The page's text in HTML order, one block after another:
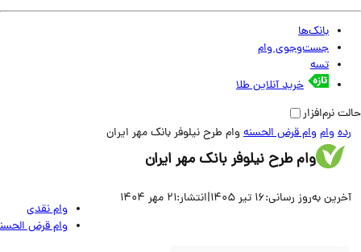
بانک‌ها
جست‌وجوی وام
تسه
خرید آنلاین طلا
وام وام قرض الحسنهوام طرح نیلوفر بانک مهر ایران
وام طرح نیلوفر بانک مهر ایران
به‌روز رسانی:16 تیر 1405 |انتشار:21 مهر 1404
وام نقدی
وام قرض الحسنه